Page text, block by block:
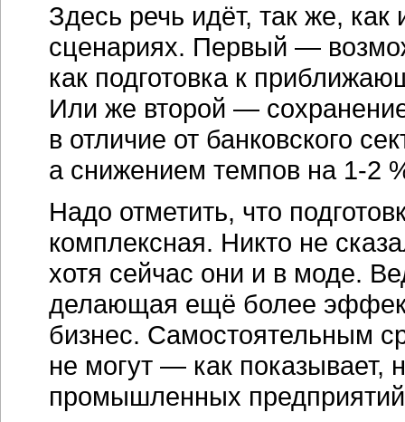
Здесь речь идёт, так же, как
сценариях. Первый —
как подготовка к
Или же второй —
в отличие от банковского
а снижением темпов на 1-2
Надо отметить, что
комплексная. Никто не
хотя сейчас они и в моде.
делающая ещё более
бизнес. Самостоятельным
не могут — как показывает,
промышленных